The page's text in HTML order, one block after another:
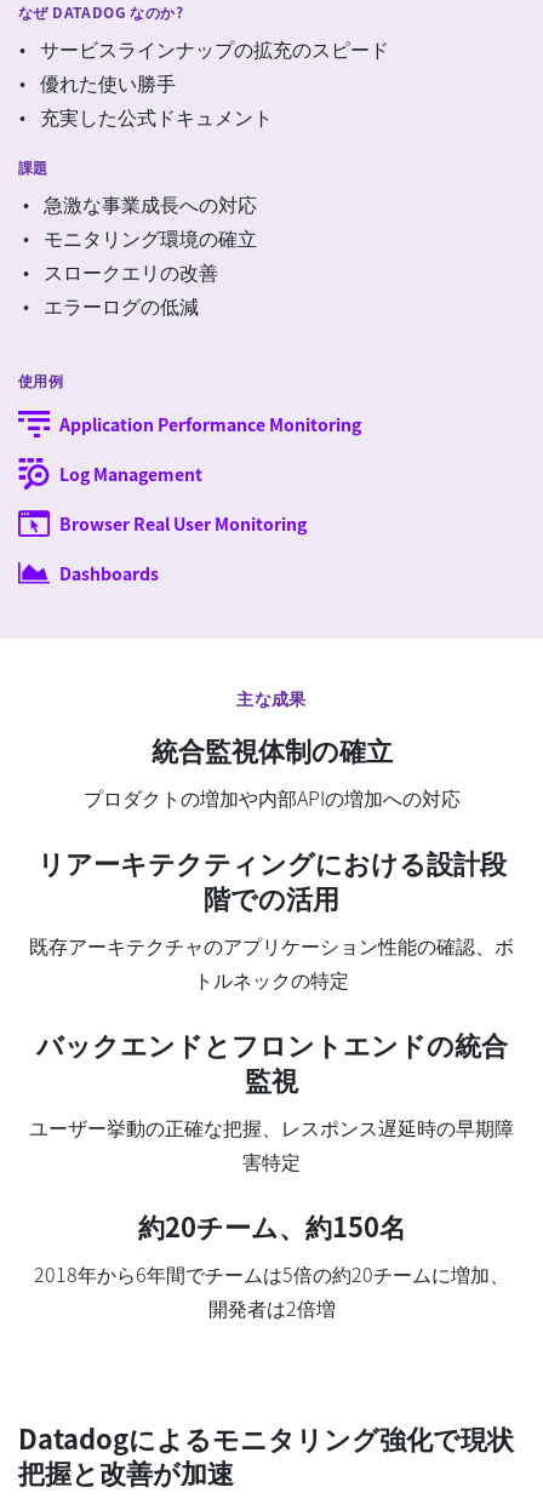
なぜ DATADOG なのか?
サービスラインナップの拡充のスピード
優れた使い勝手
充実した公式ドキュメント
課題
急激な事業成長への対応
モニタリング環境の確立
スロークエリの改善
エラーログの低減
使用例
Application Performance Monitoring
Log Management
Browser Real User Monitoring
Dashboards
主な成果
統合監視体制の確立
プロダクトの増加や内部APIの増加への対応
リアーキテクティングにおける設計段
階での活用
既存アーキテクチャのアプリケーション性能の確認、ボ
トルネックの特定
バックエンドとフロントエンドの統合
監視
ユーザー挙動の正確な把握、レスポンス遅延時の早期障
害特定
約20チーム、約150名
2018年から6年間でチームは5倍の約20チームに増加、
開発者は2倍増
Datadogによるモニタリング強化で現状
把握と改善が加速